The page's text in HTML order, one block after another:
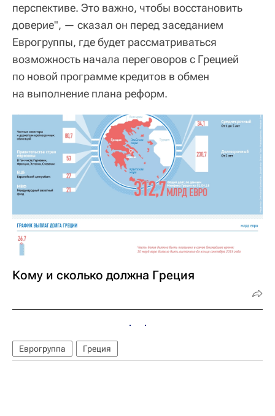
перспективе. Это важно, чтобы восстановить
доверие", — сказал он перед заседанием
Еврогруппы, где будет рассматриваться
возможность начала переговоров с Грецией
по новой программе кредитов в обмен
на выполнение плана реформ.
Кому и сколько должна Греция
Еврогруппа Греция